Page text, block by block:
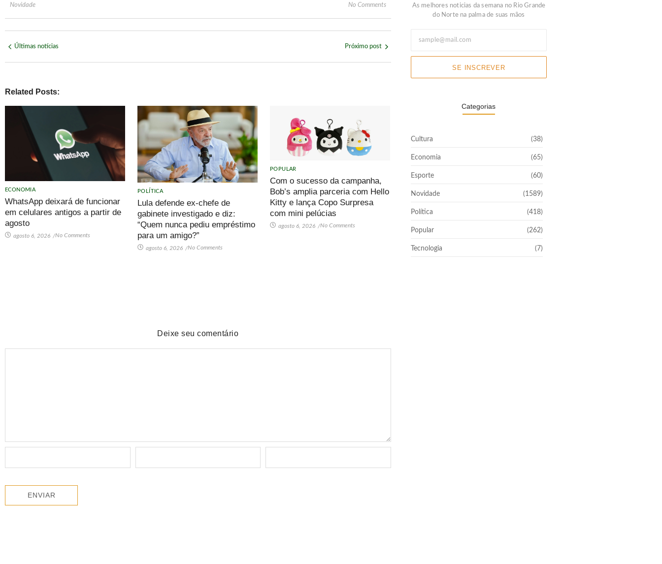
Novidade No Comments
Últimas notícias Próximo post
Related Posts:
ECONOMIA
WhatsApp deixará de funcionar
em celulares antigos a partir de
agosto
agosto 6, 2026 /No Comments
POLÍTICA
Lula defende ex-chefe de
gabinete investigado e diz:
“Quem nunca pediu empréstimo
para um amigo?”
agosto 6, 2026 /No Comments
POPULAR
Com o sucesso da campanha,
Bob’s amplia parceria com Hello
Kitty e lança Copo Surpresa
com mini pelúcias
agosto 6, 2026 /No Comments
Deixe seu comentário
As melhores noticias da semana no Rio Grande
do Norte na palma de suas mãos
SE INSCREVER
Categorias
Cultura (38)
Economia (65)
Esporte (60)
Novidade (1589)
Política (418)
Popular (262)
Tecnologia (7)